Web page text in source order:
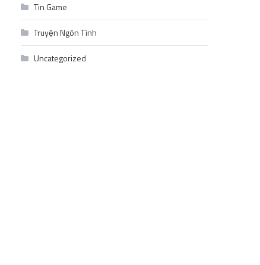
Tin Game
Truyện Ngôn Tình
Uncategorized